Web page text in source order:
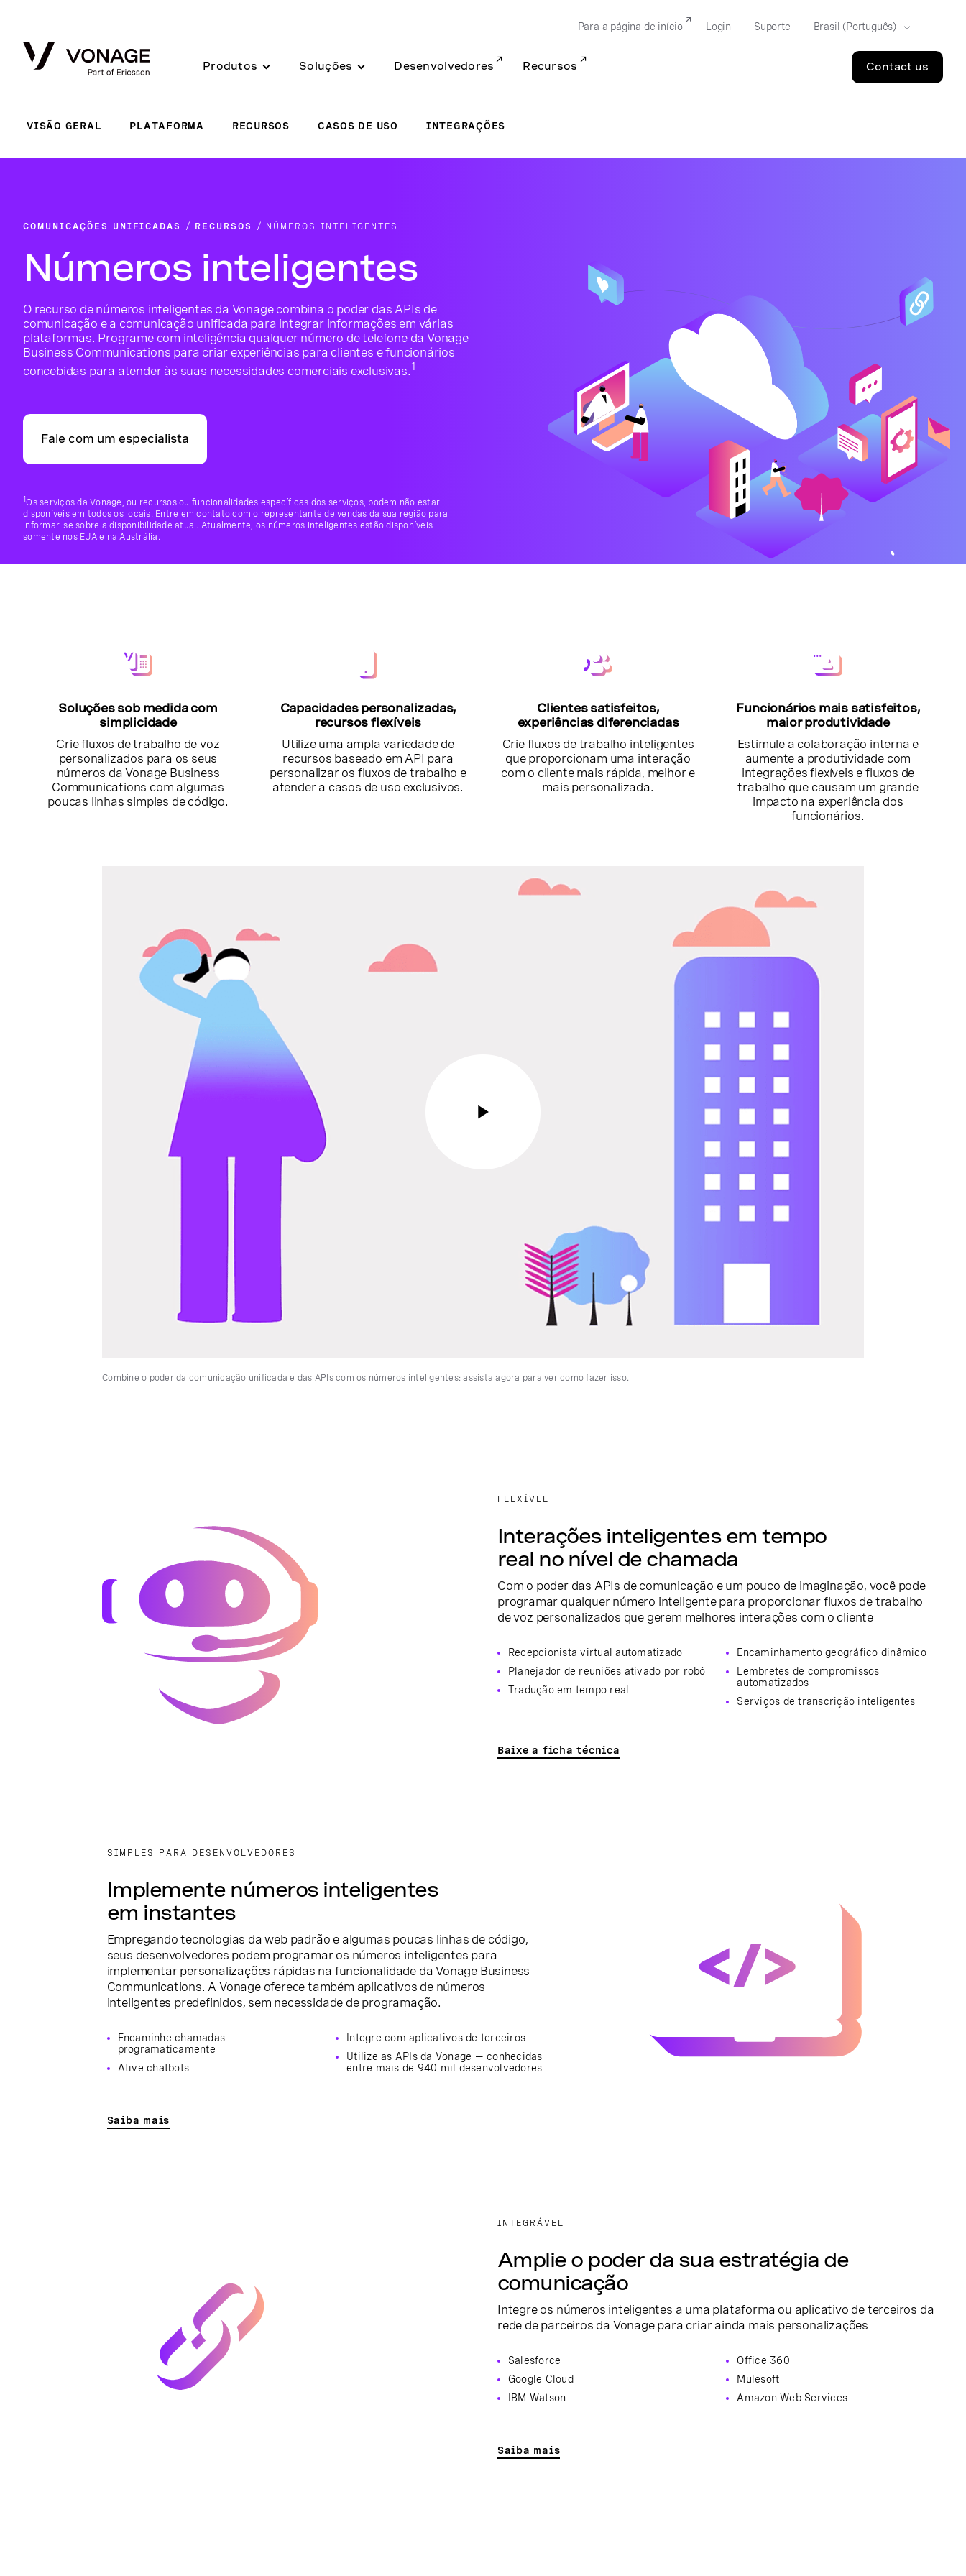
Produtos Soluções Desenvolvedores Recursos Contact us
Para a página de início Login Suporte
VISÃO GERAL PLATAFORMA RECURSOS CASOS DE USO INTEGRAÇÕES
COMUNICAÇÕES UNIFICADAS RECURSOS NÚMEROS INTELIGENTES
Números inteligentes
O recurso de números inteligentes da Vonage combina o poder das APIs de
comunicação e a comunicação unificada para integrar informações em várias
plataformas. Programe com inteligência qualquer número de telefone da Vonage
Business Communications para criar experiências para clientes e funcionários
concebidas para atender às suas necessidades comerciais exclusivas.1
Fale com um especialista
1Os serviços da Vonage, ou recursos ou funcionalidades específicas dos serviços, podem não estar
disponíveis em todos os locais. Entre em contato com o representante de vendas da sua região para
informar-se sobre a disponibilidade atual. Atualmente, os números inteligentes estão disponíveis
somente nos EUA e na Austrália.
Soluções sob medida com
simplicidade
Crie fluxos de trabalho de voz
personalizados para os seus
números da Vonage Business
Communications com algumas
poucas linhas simples de código.
Capacidades personalizadas,
recursos flexíveis
Utilize uma ampla variedade de
recursos baseado em API para
personalizar os fluxos de trabalho e
atender a casos de uso exclusivos.
Clientes satisfeitos,
experiências diferenciadas
Crie fluxos de trabalho inteligentes
que proporcionam uma interação
com o cliente mais rápida, melhor e
mais personalizada.
Funcionários mais satisfeitos,
maior produtividade
Estimule a colaboração interna e
aumente a produtividade com
integrações flexíveis e fluxos de
trabalho que causam um grande
impacto na experiência dos
funcionários.
Combine o poder da comunicação unificada e das APIs com os números inteligentes: assista agora para ver como fazer isso.
FLEXÍVEL
Interações inteligentes em tempo
real no nível de chamada
Com o poder das APIs de comunicação e um pouco de imaginação, você pode
programar qualquer número inteligente para proporcionar fluxos de trabalho
de voz personalizados que gerem melhores interações com o cliente
Recepcionista virtual automatizado
Planejador de reuniões ativado por robô
Tradução em tempo real
Encaminhamento geográfico dinâmico
Lembretes de compromissos
automatizados
Serviços de transcrição inteligentes
Baixe a ficha técnica
SIMPLES PARA DESENVOLVEDORES
Implemente números inteligentes
em instantes
Empregando tecnologias da web padrão e algumas poucas linhas de código,
seus desenvolvedores podem programar os números inteligentes para
implementar personalizações rápidas na funcionalidade da Vonage Business
Communications. A Vonage oferece também aplicativos de números
inteligentes predefinidos, sem necessidade de programação.
Encaminhe chamadas
programaticamente
Ative chatbots
Integre com aplicativos de terceiros
Utilize as APIs da Vonage — conhecidas
entre mais de 940 mil desenvolvedores
Saiba mais
INTEGRÁVEL
Amplie o poder da sua estratégia de
comunicação
Integre os números inteligentes a uma plataforma ou aplicativo de terceiros da
rede de parceiros da Vonage para criar ainda mais personalizações
Salesforce
Google Cloud
IBM Watson
Office 360
Mulesoft
Amazon Web Services
Saiba mais